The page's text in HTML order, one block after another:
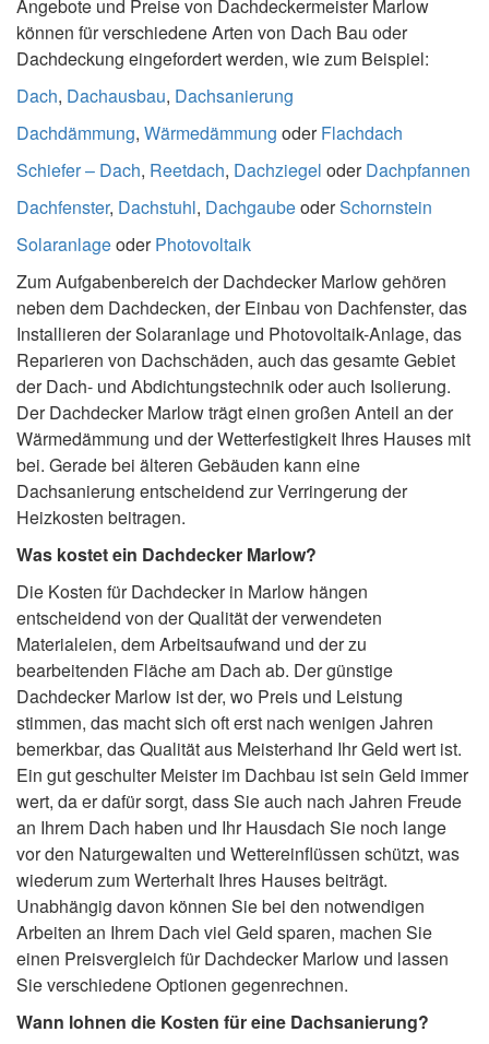
Angebote und Preise von Dachdeckermeister Marlow
können für verschiedene Arten von Dach Bau oder
Dachdeckung eingefordert werden, wie zum Beispiel:
Dach, Dachausbau, Dachsanierung
Dachdämmung, Wärmedämmung oderFlachdach
Schiefer – Dach, Reetdach, Dachziegel oderDachpfannen
Dachfenster, Dachstuhl, DachgaubeoderSchornstein
SolaranlageoderPhotovoltaik
Zum Aufgabenbereich der Dachdecker Marlow gehören
neben dem Dachdecken, der Einbau von Dachfenster, das
Installieren der Solaranlage und Photovoltaik-Anlage, das
Reparieren von Dachschäden, auch das gesamte Gebiet
der Dach- und Abdichtungstechnik oder auch Isolierung.
Der Dachdecker Marlow trägt einen großen Anteil an der
Wärmedämmung und der Wetterfestigkeit Ihres Hauses mit
bei. Gerade bei älteren Gebäuden kann eine
Dachsanierung entscheidend zur Verringerung der
Heizkosten beitragen.
Was kostet ein Dachdecker Marlow?
Die Kosten für Dachdecker in Marlow hängen
entscheidend von der Qualität der verwendeten
Materialeien, dem Arbeitsaufwand und der zu
bearbeitenden Fläche am Dach ab. Der günstige
Dachdecker Marlow ist der, wo Preis und Leistung
stimmen, das macht sich oft erst nach wenigen Jahren
bemerkbar, das Qualität aus Meisterhand Ihr Geld wert ist.
Ein gut geschulter Meister im Dachbau ist sein Geld immer
wert, da er dafür sorgt, dass Sie auch nach Jahren Freude
an Ihrem Dach haben und Ihr Hausdach Sie noch lange
vor den Naturgewalten und Wettereinflüssen schützt, was
wiederum zum Werterhalt Ihres Hauses beiträgt.
Unabhängig davon können Sie bei den notwendigen
Arbeiten an Ihrem Dach viel Geld sparen, machen Sie
einen Preisvergleich für Dachdecker Marlow und lassen
Sie verschiedene Optionen gegenrechnen.
Wann lohnen die Kosten für eine Dachsanierung?